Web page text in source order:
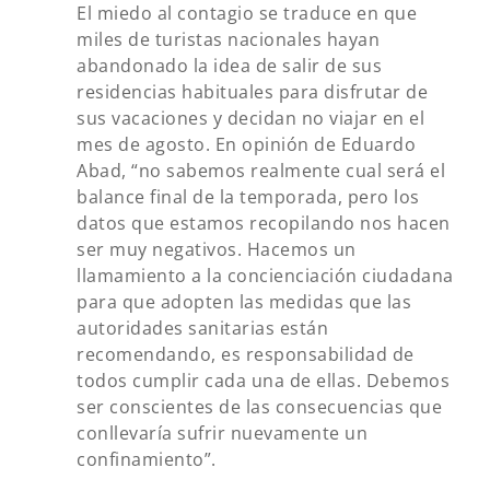
El miedo al contagio se traduce en que
miles de turistas nacionales hayan
abandonado la idea de salir de sus
residencias habituales para disfrutar de
sus vacaciones y decidan no viajar en el
mes de agosto. En opinión de Eduardo
Abad, “no sabemos realmente cual será el
balance final de la temporada, pero los
datos que estamos recopilando nos hacen
ser muy negativos. Hacemos un
llamamiento a la concienciación ciudadana
para que adopten las medidas que las
autoridades sanitarias están
recomendando, es responsabilidad de
todos cumplir cada una de ellas. Debemos
ser conscientes de las consecuencias que
conllevaría sufrir nuevamente un
confinamiento”.